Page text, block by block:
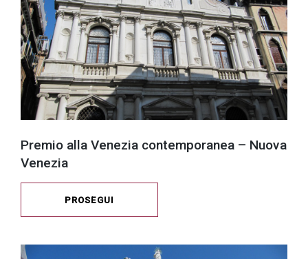
Premio alla Venezia contemporanea – Nuova
Venezia
PROSEGUI